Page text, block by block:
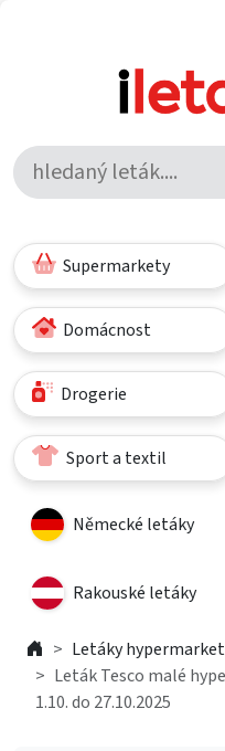
Supermarkety
Domácnost
Drogerie
Sport a textil
Německé letáky
Rakouské letáky
Letáky
Leták Tesco malé
1.10. do 27.10.2025